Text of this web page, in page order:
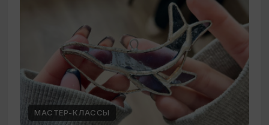
МАСТЕР-КЛАССЫ